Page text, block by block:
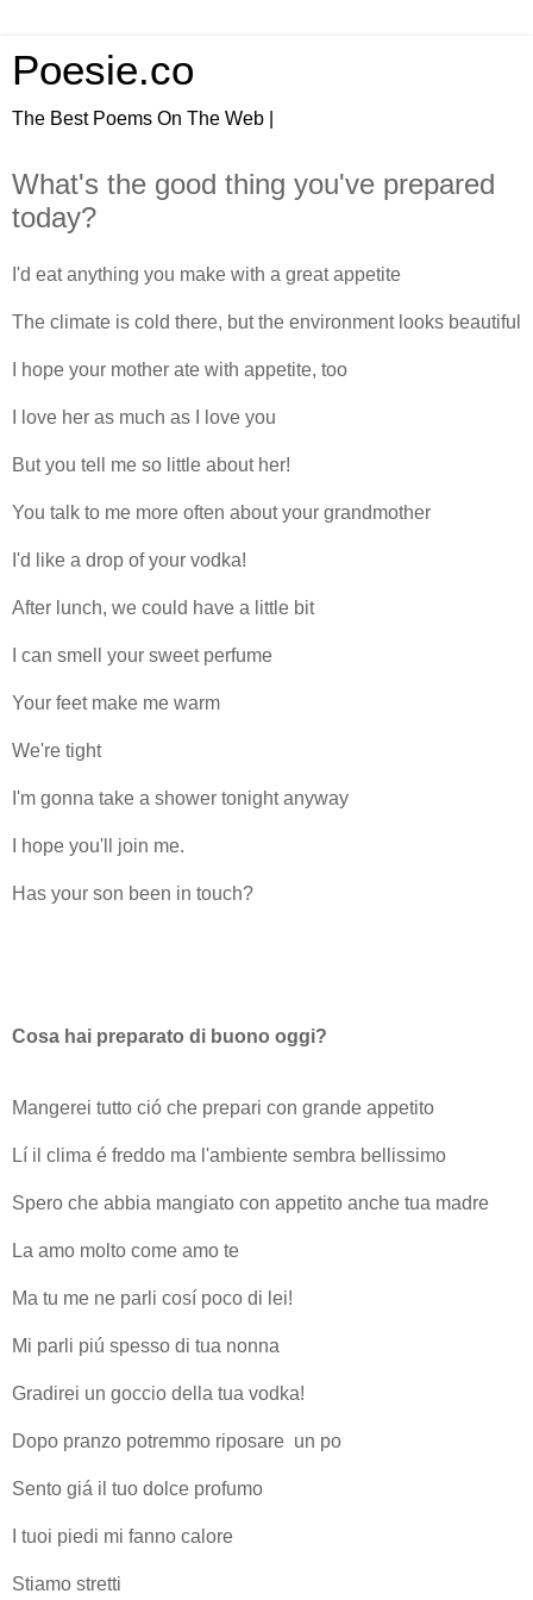
Poesie.co
The Best Poems On The Web |
What's the good thing you've prepared
today?
I'd eat anything you make with a great appetite
The climate is cold there, but the environment looks beautiful
I hope your mother ate with appetite, too
I love her as much as I love you
But you tell me so little about her!
You talk to me more often about your grandmother
I'd like a drop of your vodka!
After lunch, we could have a little bit
I can smell your sweet perfume
Your feet make me warm
We're tight
I'm gonna take a shower tonight anyway
I hope you'll join me.
Has your son been in touch?
Cosa hai preparato di buono oggi?
Mangerei tutto ció che prepari con grande appetito
Lí il clima é freddo ma l'ambiente sembra bellissimo
Spero che abbia mangiato con appetito anche tua madre
La amo molto come amo te
Ma tu me ne parli cosí poco di lei!
Mi parli piú spesso di tua nonna
Gradirei un goccio della tua vodka!
Dopo pranzo potremmo riposare un po
Sento giá il tuo dolce profumo
I tuoi piedi mi fanno calore
Stiamo stretti